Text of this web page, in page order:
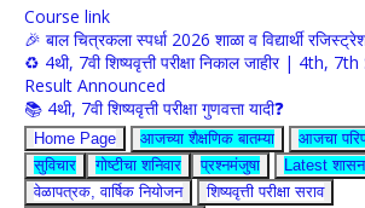
Course link
🎉 बाल चित्रकला स्पर्धा 2026 शाळा व विद्यार्थी
♻️ 4थी, 7वी शिष्यवृत्ती परीक्षा निकाल जाहीर | 4th,
Result Announced
📚 4थी, 7वी शिष्यवृत्ती परीक्षा गुणवत्ता यादी❓
Home Page आजच्या शैक्षणिक बातम्या आजचा
सुविचार
गोष्टीचा शनिवार प्रश्नमंजुषा
Latest शासन
वेळापत्रक, वार्षिक नियोजन
शिष्यवृत्ती परीक्षा सराव